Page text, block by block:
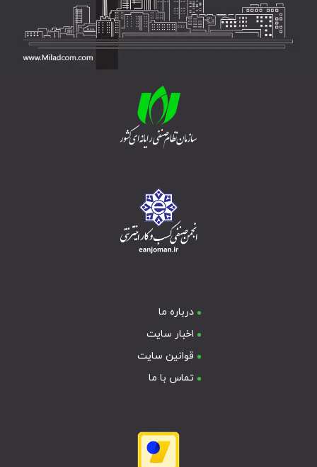
درباره ما
اخبار سایت
قوانین سایت
تماس با ما